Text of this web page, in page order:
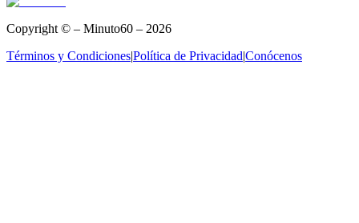
Copyright © – Minuto60 – 2026
Términos y Condiciones|Política de Privacidad|Conócenos